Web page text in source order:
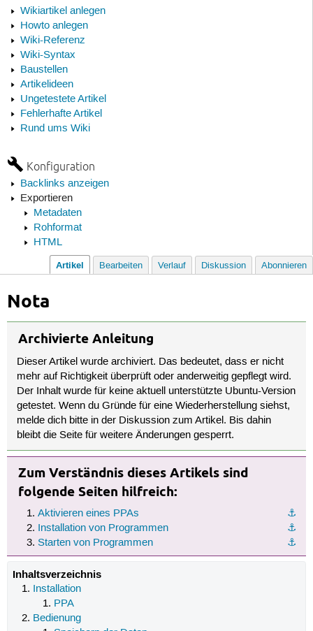
Wikiartikel anlegen
Howto anlegen
Wiki-Referenz
Wiki-Syntax
Baustellen
Artikelideen
Ungetestete Artikel
Fehlerhafte Artikel
Rund ums Wiki
Konfiguration
Backlinks anzeigen
Exportieren
Metadaten
Rohformat
HTML
Artikel Bearbeiten Verlauf Diskussion Abonnieren
Nota
Archivierte Anleitung
Dieser Artikel wurde archiviert. Das bedeutet, dass er nicht
mehr auf Richtigkeit überprüft oder anderweitig gepflegt wird.
Der Inhalt wurde für keine aktuell unterstützte Ubuntu-Version
getestet. Wenn du Gründe für eine Wiederherstellung siehst,
melde dich bitte in der Diskussion zum Artikel. Bis dahin
bleibt die Seite für weitere Änderungen gesperrt.
Zum Verständnis dieses Artikels sind
folgende Seiten hilfreich:
⚓︎
Aktivieren eines PPAs
⚓︎
Installation von Programmen
⚓︎
Starten von Programmen
Inhaltsverzeichnis
Installation
PPA
Bedienung